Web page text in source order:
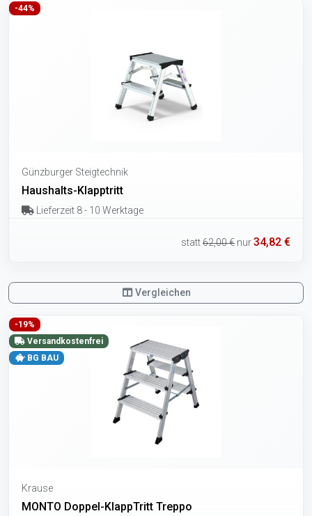
-44%
Günzburger Steigtechnik
Haushalts-Klapptritt
Lieferzeit 8 - 10 Werktage
statt62,00 € nur34,82 €
Vergleichen
-19%
Versandkostenfrei
BG BAU
Krause
MONTO Doppel-KlappTritt Treppo